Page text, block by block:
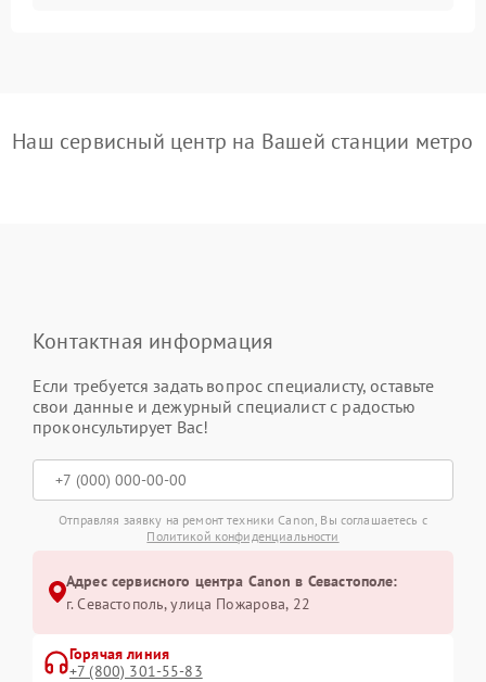
Наш сервисный центр на Вашей станции метро
Контактная информация
Если требуется задать вопрос специалисту, оставьте
свои данные и дежурный специалист с радостью
проконсультирует Вас!
Отправляя заявку на ремонт техники Canon, Вы соглашаетесь с
Политикой конфиденциальности
Адрес сервисного центра Canon в Севастополе:
г. Севастополь, улица Пожарова, 22
Горячая линия
+7 (800) 301-55-83